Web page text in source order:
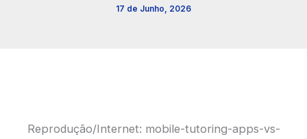
17 de Junho, 2026
Reprodução/Internet: mobile-tutoring-apps-vs-